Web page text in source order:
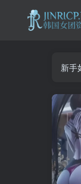
新手